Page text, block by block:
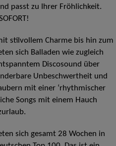
passt zu Ihrer Fröhlichkeit.
stilvollem Charme bis hin zum
sich Balladen wie zugleich
Discosound über
Unbeschwertheit und
mit einer ‘rhythmischer
Songs mit einem Hauch
sich gesamt 28 Wochen in